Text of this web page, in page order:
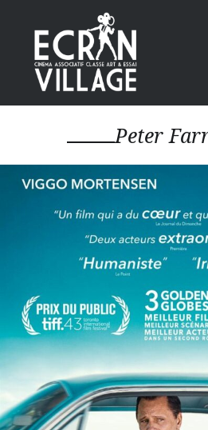
contenu
principal
ÉCRAN VILLAGE
Peter